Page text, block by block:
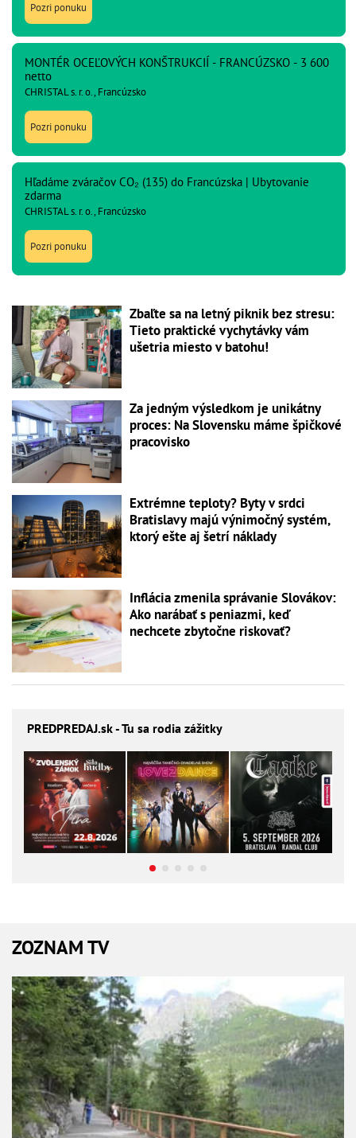
Pozri ponuku
MONTÉR OCEĽOVÝCH KONŠTRUKCIÍ - FRANCÚZSKO - 3 600
netto
CHRISTAL s. r. o., Francúzsko
Pozri ponuku
Hľadáme zváračov CO₂ (135) do Francúzska | Ubytovanie
zdarma
CHRISTAL s. r. o., Francúzsko
Pozri ponuku
Zbaľte sa na letný piknik bez stresu:
Tieto praktické vychytávky vám
ušetria miesto v batohu!
Za jedným výsledkom je unikátny
proces: Na Slovensku máme špičkové
pracovisko
Extrémne teploty? Byty v srdci
Bratislavy majú výnimočný systém,
ktorý ešte aj šetrí náklady
Inflácia zmenila správanie Slovákov:
Ako narábať s peniazmi, keď
nechcete zbytočne riskovať?
PREDPREDAJ.sk - Tu sa rodia zážitky
ZOZNAM TV